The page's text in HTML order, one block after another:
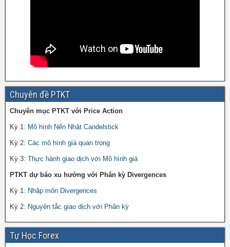
Chuyên đề PTKT
Chuyên mục PTKT với Price Action
Kỳ 1: Mô hình Nến Nhật Candelstick
Kỳ 2: Các mô hình giá quan trọng
Kỳ 3: Thực hành giao dịch với Mô hình giá
PTKT dự báo xu hướng với Phân kỳ Divergences
Kỳ 1: Nhập môn Divergences
Kỳ 2: Nguyên tắc giao dịch với Phân kỳ
Tự Học Forex